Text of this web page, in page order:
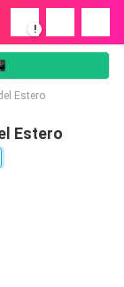
!
Estero
Estero